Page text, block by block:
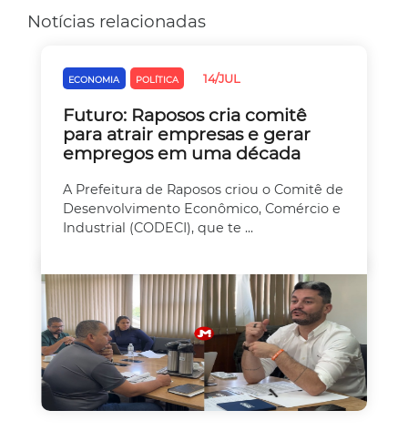
Notícias relacionadas
ECONOMIA POLÍTICA 14/JUL
Futuro: Raposos cria comitê
para atrair empresas e gerar
empregos em uma década
A Prefeitura de Raposos criou o Comitê de
Desenvolvimento Econômico, Comércio e
Industrial (CODECI), que te ...